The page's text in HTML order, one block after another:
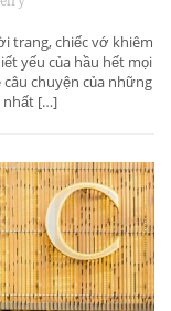
trang, chiếc vớ khiêm
yếu của hầu hết mọi
chuyện của những
nhất […]